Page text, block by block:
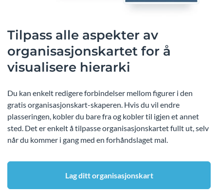
Tilpass alle aspekter av
organisasjonskartet for å
visualisere hierarki
Du kan enkelt redigere forbindelser mellom figurer i den
gratis organisasjonskart-skaperen. Hvis du vil endre
plasseringen, kobler du bare fra og kobler til igjen et annet
sted. Det er enkelt å tilpasse organisasjonskartet fullt ut, selv
når du kommer i gang med en forhåndslaget mal.
Lag ditt organisasjonskart